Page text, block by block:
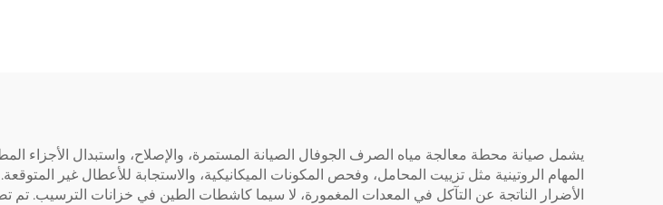
يشمل صيانة محطة معالجة مياه الصرف الجوفال الصيانة المستمرة، والإصلاح، واستبدال الأجزاء
المهام الروتينية مثل تزييت المحامل، وفحص المكونات الميكانيكية، والاستجابة للأعطال غير
الأضرار الناتجة عن التآكل في المعدات المغمورة، لا سيما كاشطات الطين في خزانات